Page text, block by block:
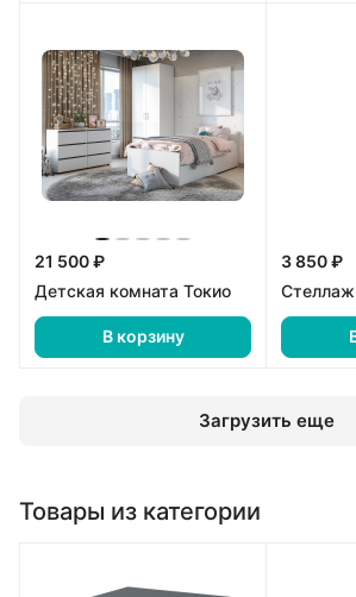
21 500 ₽
Детская комната Токио
В корзину
3 850 ₽
Стеллаж
Загрузить еще
Товары из категории